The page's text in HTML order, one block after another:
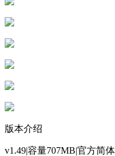
版本介绍
v1.49|容量707MB|官方简